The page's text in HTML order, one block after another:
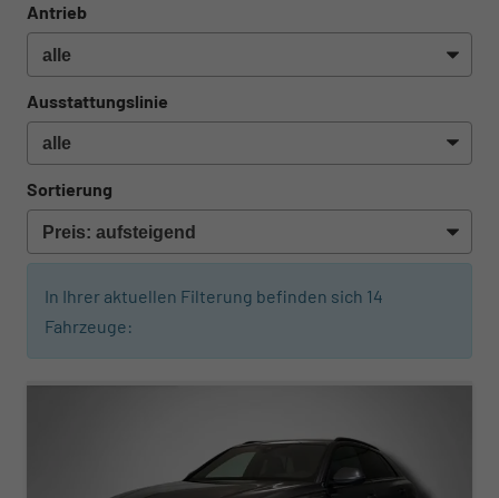
Antrieb
Ausstattungslinie
Sortierung
In Ihrer aktuellen Filterung befinden sich 14
Fahrzeuge:
ab 936,– € mtl.